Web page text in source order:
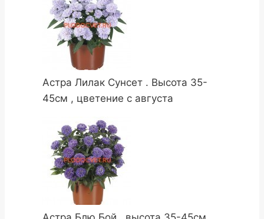
Астра Лилак Сунсет . Высота 35-
45см , цветение с августа